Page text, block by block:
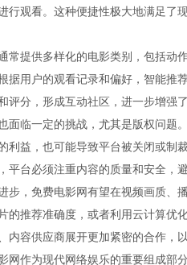
行观看。这种便捷性极大地满足了
常提供多样化的电影类别，包括动
据用户的观看记录和偏好，智能推
评分，形成互动社区，进一步增强
面临一定的挑战，尤其是版权问题
利益，也可能导致平台被关闭或制
平台必须注重内容的质量和安全，
步，免费电影网有望在视频画质、
的推荐准确度，或者利用云计算优
内容供应商展开更加紧密的合作，
网作为现代网络娱乐的重要组成部